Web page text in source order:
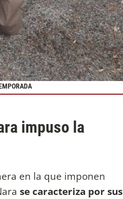
impuso la
en la que imponen
se caracteriza por sus